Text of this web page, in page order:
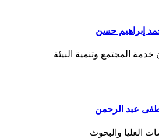
إبراهيم حسن
المجتمع وتنمية البيئة
عبد الرحمن
العليا والبحوث